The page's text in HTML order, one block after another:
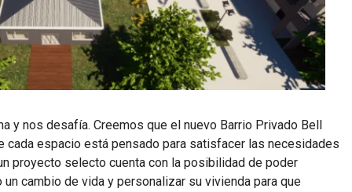
y nos desafía. Creemos que el nuevo Barrio Privado Bell
cada espacio está pensado para satisfacer las necesidades
proyecto selecto cuenta con la posibilidad de poder
cambio de vida y personalizar su vivienda para que